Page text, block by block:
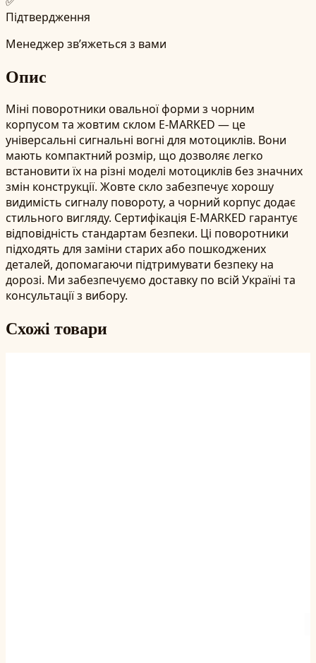
Підтвердження
Менеджер зв’яжеться з вами
Опис
Міні поворотники овальної форми з чорним
корпусом та жовтим склом E-MARKED — це
універсальні сигнальні вогні для мотоциклів. Вони
мають компактний розмір, що дозволяє легко
встановити їх на різні моделі мотоциклів без значних
змін конструкції. Жовте скло забезпечує хорошу
видимість сигналу повороту, а чорний корпус додає
стильного вигляду. Сертифікація E-MARKED гарантує
відповідність стандартам безпеки. Ці поворотники
підходять для заміни старих або пошкоджених
деталей, допомагаючи підтримувати безпеку на
дорозі. Ми забезпечуємо доставку по всій Україні та
консультації з вибору.
Схожі товари